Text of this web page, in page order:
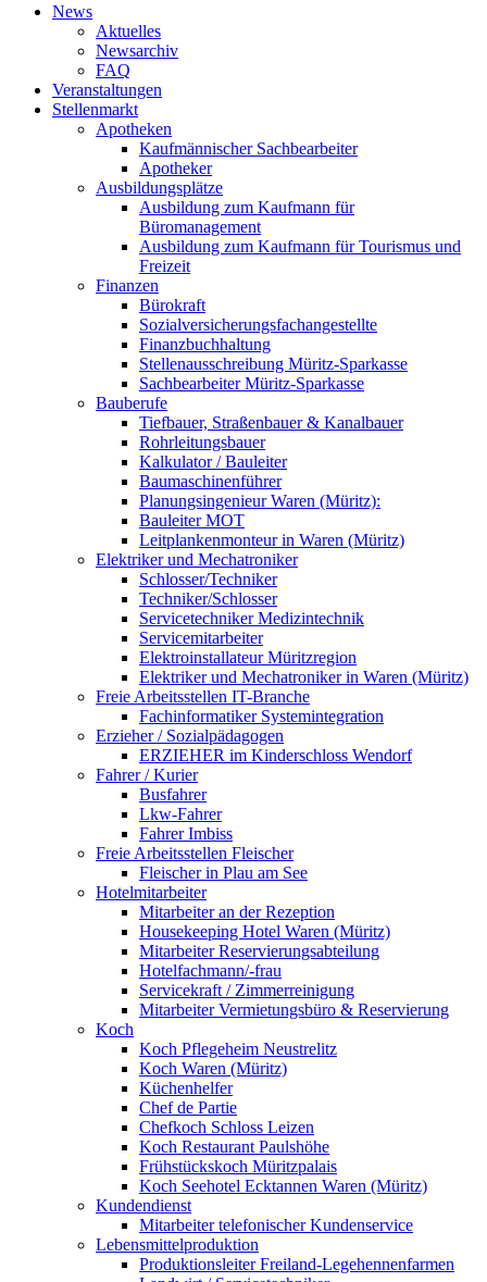
News
Aktuelles
Newsarchiv
FAQ
Veranstaltungen
Stellenmarkt
Apotheken
Kaufmännischer Sachbearbeiter
Apotheker
Ausbildungsplätze
Ausbildung zum Kaufmann für
Büromanagement
Ausbildung zum Kaufmann für Tourismus und
Freizeit
Finanzen
Bürokraft
Sozialversicherungsfachangestellte
Finanzbuchhaltung
Stellenausschreibung Müritz-Sparkasse
Sachbearbeiter Müritz-Sparkasse
Bauberufe
Tiefbauer, Straßenbauer & Kanalbauer
Rohrleitungsbauer
Kalkulator / Bauleiter
Baumaschinenführer
Planungsingenieur Waren (Müritz):
Bauleiter MOT
Leitplankenmonteur in Waren (Müritz)
Elektriker und Mechatroniker
Schlosser/Techniker
Techniker/Schlosser
Servicetechniker Medizintechnik
Servicemitarbeiter
Elektroinstallateur Müritzregion
Elektriker und Mechatroniker in Waren (Müritz)
Freie Arbeitsstellen IT-Branche
Fachinformatiker Systemintegration
Erzieher / Sozialpädagogen
ERZIEHER im Kinderschloss Wendorf
Fahrer / Kurier
Busfahrer
Lkw-Fahrer
Fahrer Imbiss
Freie Arbeitsstellen Fleischer
Fleischer in Plau am See
Hotelmitarbeiter
Mitarbeiter an der Rezeption
Housekeeping Hotel Waren (Müritz)
Mitarbeiter Reservierungsabteilung
Hotelfachmann/-frau
Servicekraft / Zimmerreinigung
Mitarbeiter Vermietungsbüro & Reservierung
Koch
Koch Pflegeheim Neustrelitz
Koch Waren (Müritz)
Küchenhelfer
Chef de Partie
Chefkoch Schloss Leizen
Koch Restaurant Paulshöhe
Frühstückskoch Müritzpalais
Koch Seehotel Ecktannen Waren (Müritz)
Kundendienst
Mitarbeiter telefonischer Kundenservice
Lebensmittelproduktion
Produktionsleiter Freiland-Legehennenfarmen